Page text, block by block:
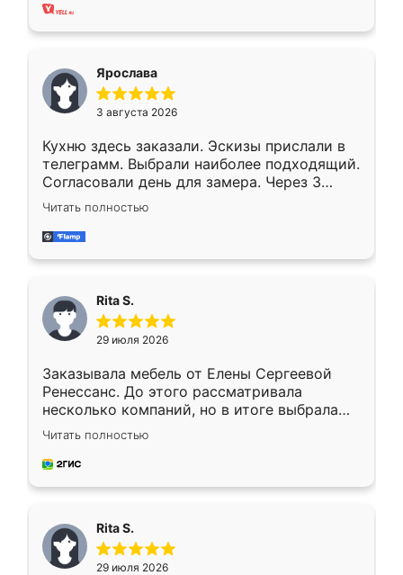
Ярослава
3 августа 2026
Кухню здесь заказали. Эскизы прислали в
телеграмм. Выбрали наиболее подходящий.
Согласовали день для замера. Через 3
недели кухня была уже готова. Остались
довольны работой. Спасибо Ренессанс
мебель за качественную работу!
Читать полностью
Rita S.
29 июля 2026
Заказывала мебель от Елены Сергеевой
Ренессанс. До этого рассматривала
несколько компаний, но в итоге выбрала
эту. Сначала обговорили условия, потом
приехал замерщик, всё спокойно объяснил
и снял размеры. Изготовили в срок, с
каких-либо доработок. Качеством осталась
довольна, все выглядит так, как и ожидала.
Читать полностью
Rita S.
29 июля 2026